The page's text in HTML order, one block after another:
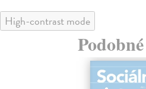
High-contrast mode